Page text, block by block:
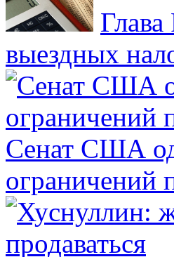
выездных
Сенат США
ограничений